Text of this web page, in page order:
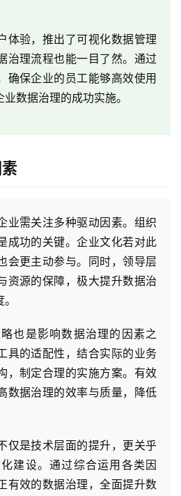
体验，推出了可视化数据管理
治理流程也能一目了然。通过
确保企业的员工能够高效使用
数据治理的成功实施。
业需关注多种驱动因素。组织
成功的关键。企业文化若对此
会更主动参与。同时，领导层
资源的保障，极大提升数据治
也是影响数据治理的因素之
具的适配性，结合实际的业务
，制定合理的实施方案。有效
数据治理的效率与质量，降低
仅是技术层面的提升，更关乎
建设。通过综合运用各类因
有效的数据治理，全面提升数